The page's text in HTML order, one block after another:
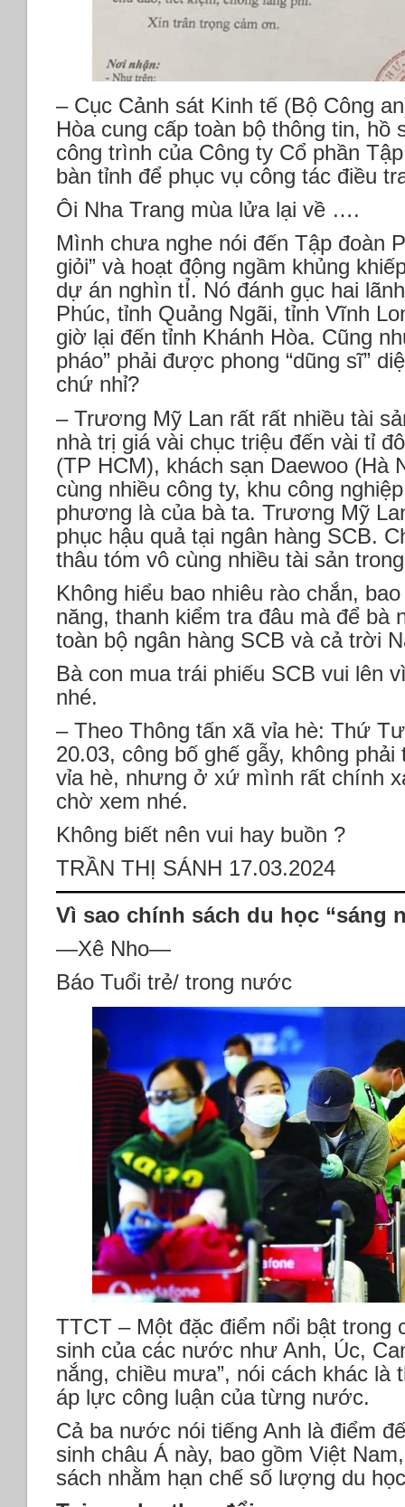
– Cục Cảnh sát Kinh tế (Bộ Công
Hòa cung cấp toàn bộ thông tin, hồ
công trình của Công ty Cổ phần
bàn tỉnh để phục vụ công tác điều
Ôi Nha Trang mùa lửa lại về ….
Mình chưa nghe nói đến Tập đoàn
giỏi” và hoạt động ngầm khủng
dự án nghìn tỈ. Nó đánh gục hai
Phúc, tỉnh Quảng Ngãi, tỉnh Vĩnh
giờ lại đến tỉnh Khánh Hòa. Cũng
pháo” phải được phong “dũng sĩ”
chứ nhỉ?
– Trương Mỹ Lan rất rất nhiều tài
nhà trị giá vài chục triệu đến vài tỉ
(TP HCM), khách sạn Daewoo (Hà
cùng nhiều công ty, khu công
phương là của bà ta. Trương Mỹ
phục hậu quả tại ngân hàng SCB.
thâu tóm vô cùng nhiều tài sản
Không hiểu bao nhiêu rào chắn,
năng, thanh kiểm tra đâu mà để bà
toàn bộ ngân hàng SCB và cả trời
Bà con mua trái phiếu SCB vui lên
nhé.
– Theo Thông tấn xã vỉa hè: Thứ
20.03, công bố ghế gẫy, không
vỉa hè, nhưng ở xứ mình rất chính
chờ xem nhé.
Không biết nên vui hay buồn ?
TRẦN THỊ SÁNH 17.03.2024
Vì sao chính sách du học “sáng
—Xê Nho—
Báo Tuổi trẻ/ trong nước
TTCT – Một đặc điểm nổi bật trong
sinh của các nước như Anh, Úc,
nắng, chiều mưa”, nói cách khác là
áp lực công luận của từng nước.
Cả ba nước nói tiếng Anh là điểm
sinh châu Á này, bao gồm Việt
sách nhằm hạn chế số lượng du